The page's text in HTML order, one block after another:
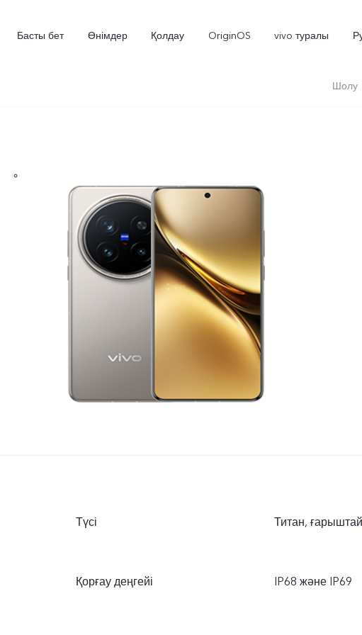
Басты бет Өнімдер Қолдау OriginOS vivo туралы
Шолу
Түсі Титан,
Қорғау деңгейі IP68 және IP69